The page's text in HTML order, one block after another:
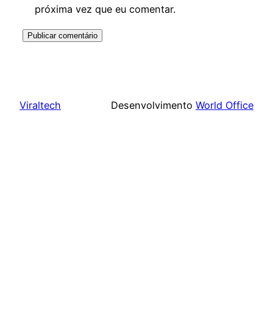
próxima vez que eu comentar.
Viraltech Desenvolvimento World Office